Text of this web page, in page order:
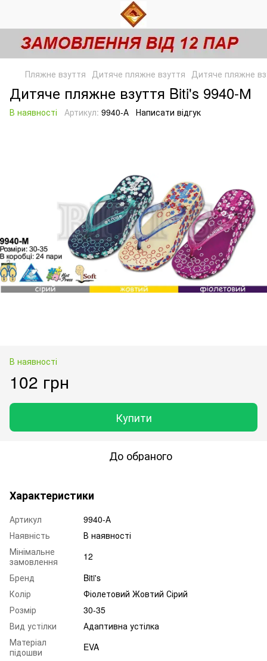
Пляжне взуття Дитяче пляжне взуття Дитяче пляжне
Дитяче пляжне взуття Biti's 9940-М
В наявності Артикул: 9940-А Написати відгук
В наявності
102 грн
Купити
До обраного
Характеристики
Артикул
9940-А
Наявність
В наявності
Мінімальне
замовлення
12
Бренд
Biti's
Колір
Фіолетовий Жовтий Сірий
Розмір
30-35
Вид устілки
Адаптивна устілка
Матеріал
підошви
EVA